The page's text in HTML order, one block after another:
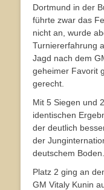
Dortmund in der
führte zwar das
nicht an, wurde
Turniererfahrung
Jagd nach dem
geheimer Favorit
gerecht.
Mit 5 Siegen und
identischen
der deutlich
der
deutschem
Platz 2 ging an
GM Vitaly Kunin